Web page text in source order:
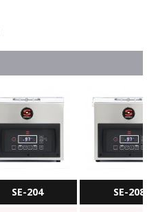
SE-204 SE-208